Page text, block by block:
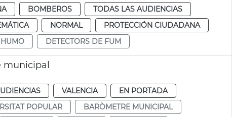
BOMBEROS
TODAS LAS AUDIENCIAS
NORMAL
PROTECCIÓN CIUDADANA
HUMO DETECTORS DE FUM
VALENCIA
EN PORTADA
POPULAR
BARÒMETRE MUNICIPAL